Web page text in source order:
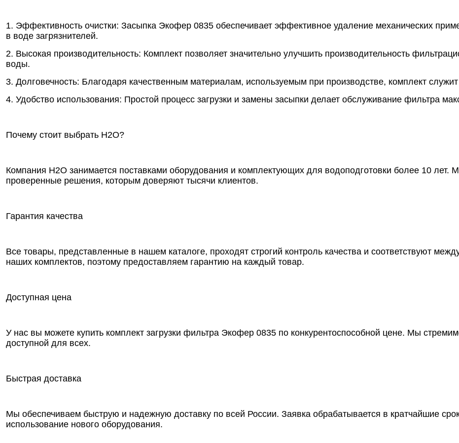
1. Эффективность очистки: Засыпка Экофер 0835 обеспечивает эффективное удаление механических
в воде загрязнителей.
2. Высокая производительность: Комплект позволяет значительно улучшить производительность
воды.
3. Долговечность: Благодаря качественным материалам, используемым при производстве, комплект
4. Удобство использования: Простой процесс загрузки и замены засыпки делает обслуживание фильтра
Почему стоит выбрать Н2О?
Компания Н2О занимается поставками оборудования и комплектующих для водоподготовки более 10 лет.
проверенные решения, которым доверяют тысячи клиентов.
Гарантия качества
Все товары, представленные в нашем каталоге, проходят строгий контроль качества и соответствуют
наших комплектов, поэтому предоставляем гарантию на каждый товар.
Доступная цена
У нас вы можете купить комплект загрузки фильтра Экофер 0835 по конкурентоспособной цене. Мы
доступной для всех.
Быстрая доставка
Мы обеспечиваем быструю и надежную доставку по всей России. Заявка обрабатывается в кратчайшие
использование нового оборудования.